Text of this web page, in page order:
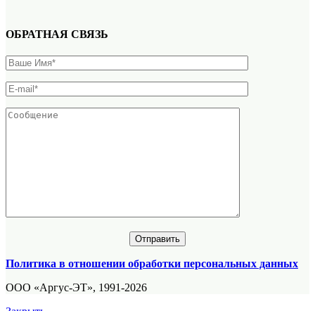
ОБРАТНАЯ СВЯЗЬ
Политика в отношении обработки персональных данных
ООО «Аргус-ЭТ», 1991-2026